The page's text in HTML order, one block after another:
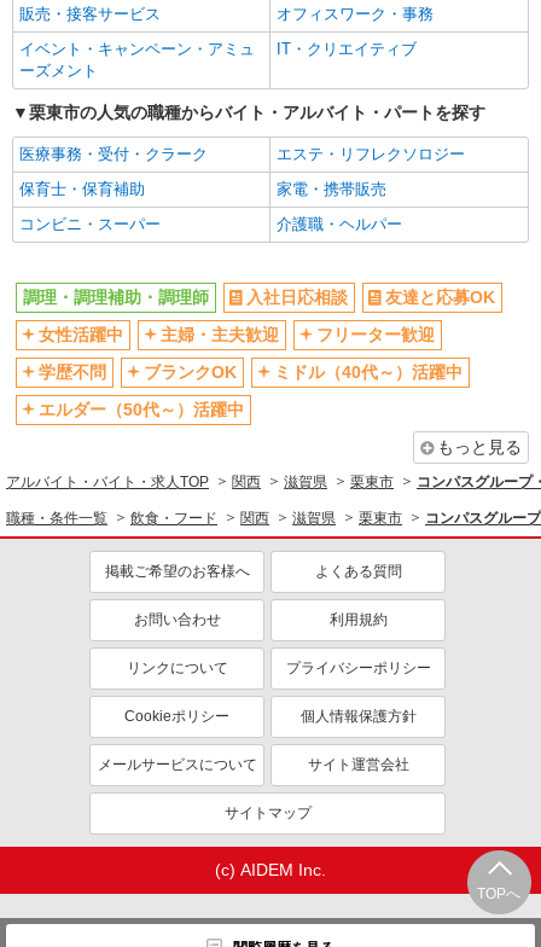
販売・接客サービス
オフィスワーク・事務
イベント・キャンペーン・アミュ
ーズメント
IT・クリエイティブ
栗東市の人気の職種からバイト・アルバイト・パートを探す
医療事務・受付・クラーク
エステ・リフレクソロジー
保育士・保育補助
家電・携帯販売
コンビニ・スーパー
介護職・ヘルパー
TOPへ
調理・調理補助・調理師 入社日応相談
友達と応募OK
女性活躍中
主婦・主夫歓迎
フリーター歓迎
学歴不問
ブランクOK
ミドル（40代～）活躍中
エルダー（50代～）活躍中
もっと見る
アルバイト・バイト・求人TOP 関西 滋賀県 栗東市 コンパスグルー
職種・条件一覧 飲食・フード 関西 滋賀県 栗東市 コンパスグルー
掲載ご希望のお客様へ よくある質問
お問い合わせ 利用規約
リンクについて プライバシーポリシー
Cookieポリシー 個人情報保護方針
メールサービスについて サイト運営会社
サイトマップ
(c) AIDEM Inc.